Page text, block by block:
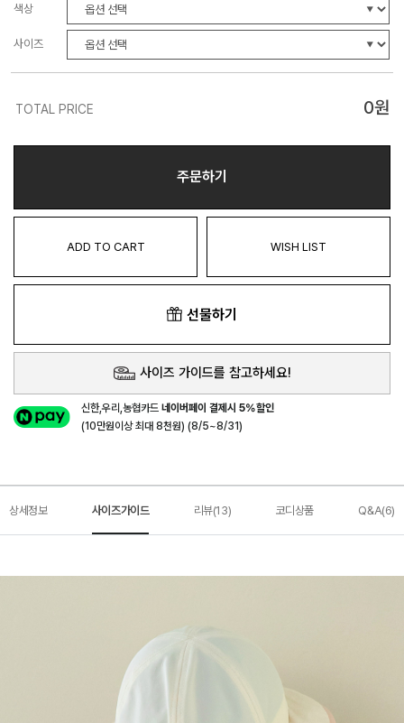
색상
사이즈
TOTAL PRICE 0원
주문하기
ADD TO CART WISH LIST
선물하기
사이즈 가이드를 참고하세요!
신한,우리,농협카드네이버페이 결제시 5%할인
(10만원이상 최대 8천원) (8/5~8/31)
상세정보 사이즈가이드 리뷰(13) 코디상품 Q&A(6)